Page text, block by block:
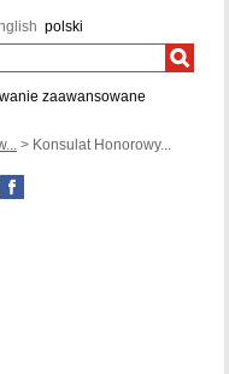
polski
zaawansowane
> Konsulat Honorowy...